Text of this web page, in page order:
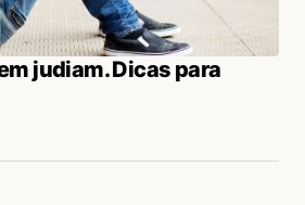
Costa, que queria voltar às
judiam. Dicas para